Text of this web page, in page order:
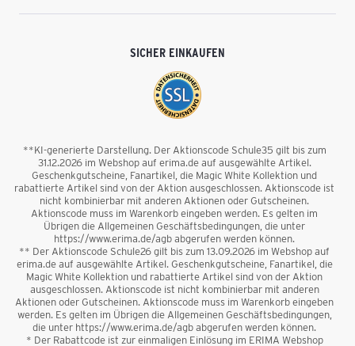
SICHER EINKAUFEN
**KI-generierte Darstellung. Der Aktionscode Schule35 gilt bis zum
31.12.2026 im Webshop auf erima.de auf ausgewählte Artikel.
Geschenkgutscheine, Fanartikel, die Magic White Kollektion und
rabattierte Artikel sind von der Aktion ausgeschlossen. Aktionscode ist
nicht kombinierbar mit anderen Aktionen oder Gutscheinen.
Aktionscode muss im Warenkorb eingeben werden. Es gelten im
Übrigen die Allgemeinen Geschäftsbedingungen, die unter
https://www.erima.de/agb abgerufen werden können.
** Der Aktionscode Schule26 gilt bis zum 13.09.2026 im Webshop auf
erima.de auf ausgewählte Artikel. Geschenkgutscheine, Fanartikel, die
Magic White Kollektion und rabattierte Artikel sind von der Aktion
ausgeschlossen. Aktionscode ist nicht kombinierbar mit anderen
Aktionen oder Gutscheinen. Aktionscode muss im Warenkorb eingeben
werden. Es gelten im Übrigen die Allgemeinen Geschäftsbedingungen,
die unter https://www.erima.de/agb abgerufen werden können.
* Der Rabattcode ist zur einmaligen Einlösung im ERIMA Webshop